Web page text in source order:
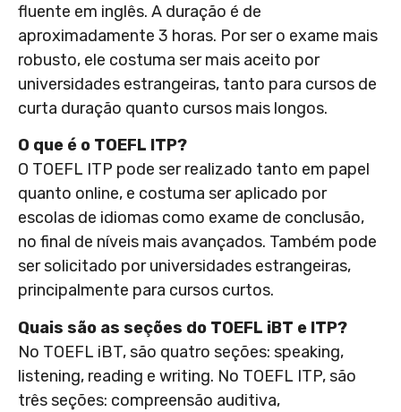
fluente em inglês. A duração é de
aproximadamente 3 horas. Por ser o exame mais
robusto, ele costuma ser mais aceito por
universidades estrangeiras, tanto para cursos de
curta duração quanto cursos mais longos.
O que é o TOEFL ITP?
O TOEFL ITP pode ser realizado tanto em papel
quanto online, e costuma ser aplicado por
escolas de idiomas como exame de conclusão,
no final de níveis mais avançados. Também pode
ser solicitado por universidades estrangeiras,
principalmente para cursos curtos.
Quais são as seções do TOEFL iBT e ITP?
No TOEFL iBT, são quatro seções: speaking,
listening, reading e writing. No TOEFL ITP, são
três seções: compreensão auditiva,